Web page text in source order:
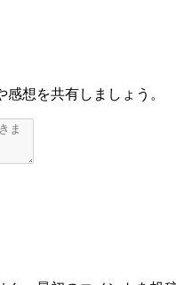
想を共有しましょう。